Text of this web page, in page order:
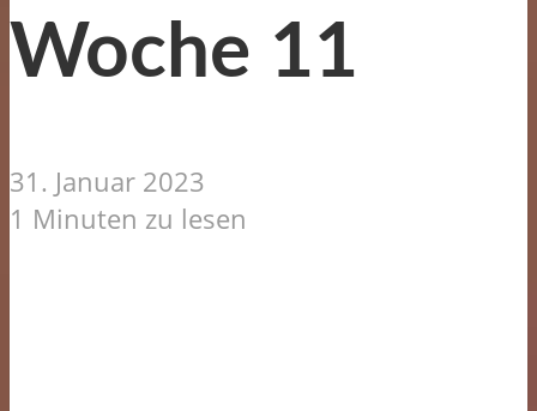
Woche 11
31. Januar 2023
1 Minuten zu lesen